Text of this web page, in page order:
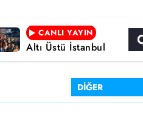
CANLI YAYIN
Altı Üstü İstanbul